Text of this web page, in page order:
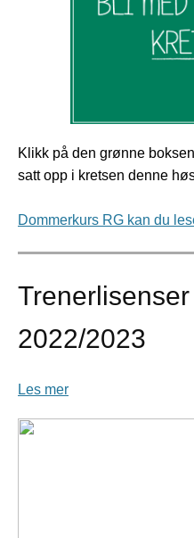
Klikk på den grønne
satt opp i kretsen denne
Dommerkurs RG kan du
2022/2023
Les mer